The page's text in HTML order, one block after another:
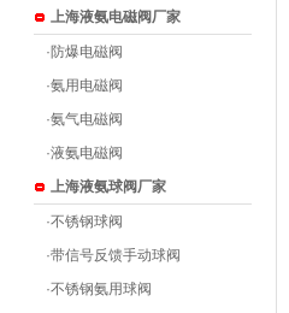
上海液氨电磁阀厂家
· 防爆电磁阀
·氨用电磁阀
·氨气电磁阀
·液氨电磁阀
上海液氨球阀厂家
·不锈钢球阀
·带信号反馈手动球阀
·不锈钢氨用球阀